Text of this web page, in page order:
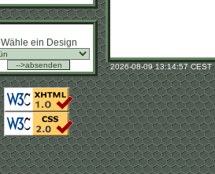
Wähle ein Design
2026-08-09 13:14:57 CEST